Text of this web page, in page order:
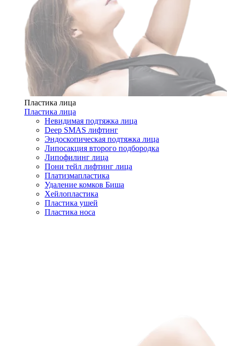
Пластика лица
Пластика лица
Невидимая подтяжка лица
Deep SMAS лифтинг
Эндоскопическая подтяжка лица
Липосакция второго подбородка
Липофилинг лица
Пони тейл лифтинг лица
Платизмапластика
Удаление комков Биша
Хейлопластика
Пластика ушей
Пластика носа